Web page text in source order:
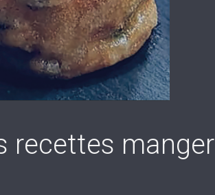
recettes manger